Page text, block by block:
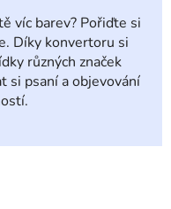
víc barev? Pořiďte si
Díky konvertoru si
různých značek
si psaní a objevování